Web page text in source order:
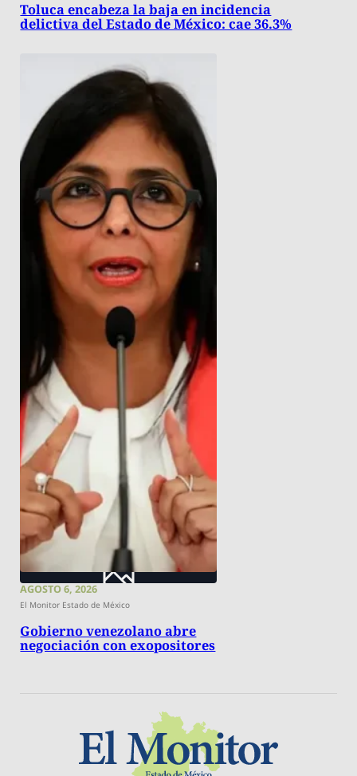
Toluca encabeza la baja en incidencia
delictiva del Estado de México: cae 36.3%
AGOSTO 6, 2026
El Monitor Estado de México
Gobierno venezolano abre
negociación con exopositores